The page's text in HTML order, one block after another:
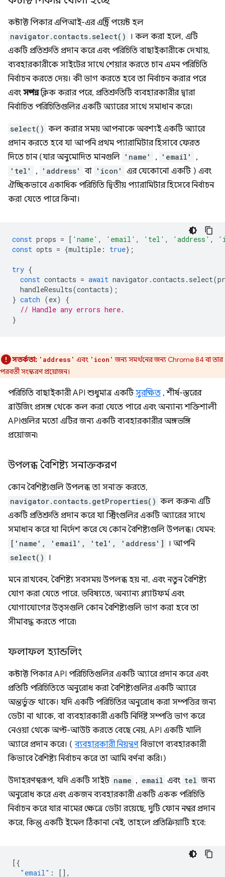
কন্টাক্ট পিকার এপিআই-এর এন্ট্রি পয়েন্ট হল
navigator.contacts.select()
। কল করা হলে, এটি
একটি প্রতিশ্রুতি প্রদান করে এবং পরিচিতি বাছাইকারীকে দেখায়,
ব্যবহারকারীকে সাইটের সাথে শেয়ার করতে চান এমন পরিচিতি
নির্বাচন করতে দেয়। কী ভাগ করতে হবে তা নির্বাচন করার পরে
এবং সম্পন্নক্লিক করার পরে, প্রতিশ্রুতিটি ব্যবহারকারীর দ্বারা
নির্বাচিত পরিচিতিগুলির একটি অ্যারের সাথে সমাধান করে।
select() কল করার সময় আপনাকে অবশ্যই একটি অ্যারে
প্রদান করতে হবে যা আপনি প্রথম প্যারামিটার হিসাবে ফেরত
দিতে চান (যার অনুমোদিত মানগুলি 'name' , 'email' ,
'tel' , 'address' বা 'icon'
এর যেকোনো একটি ) এবং
ঐচ্ছিকভাবে একাধিক পরিচিতি দ্বিতীয় প্যারামিটার হিসেবে নির্বাচন
করা যেতে পারে কিনা।
const props = [ 'name' , 'email' , 'tel' , 'address' ,
const opts = {multiple : true};
try {
const contacts = await navigator .contacts . select(
handleResults(contacts);
} catch (ex)
{
// Handle any errors here.
}
সতর্কতা: 'address' এবং 'icon' জন্য সমর্থনের জন্য Chrome 84 বা তার
পরবর্তী সংস্করণ প্রয়োজন।
পরিচিতি বাছাইকারী API শুধুমাত্র একটিসুরক্ষিত , শীর্ষ-স্তরের
ব্রাউজিং প্রসঙ্গ থেকে কল করা যেতে পারে এবং অন্যান্য শক্তিশালী
APIগুলির মতো এটির জন্য একটি ব্যবহারকারীর অঙ্গভঙ্গি
প্রয়োজন৷
উপলব্ধ বৈশিষ্ট্য সনাক্তকরণ
কোন বৈশিষ্ট্যগুলি উপলব্ধ তা সনাক্ত করতে,
navigator.contacts.getProperties() কল করুন৷ এটি
একটি প্রতিশ্রুতি প্রদান করে যা স্ট্রিংগুলির একটি অ্যারের সাথে
সমাধান করে যা নির্দেশ করে যে কোন বৈশিষ্ট্যগুলি উপলব্ধ। যেমন:
['name', 'email', 'tel', 'address'] । আপনি
select() ।
মনে রাখবেন, বৈশিষ্ট্য সবসময় উপলব্ধ হয় না, এবং নতুন বৈশিষ্ট্য
যোগ করা যেতে পারে. ভবিষ্যতে, অন্যান্য প্ল্যাটফর্ম এবং
যোগাযোগের উত্সগুলি কোন বৈশিষ্ট্যগুলি ভাগ করা হবে তা
সীমাবদ্ধ করতে পারে৷
ফলাফল হ্যান্ডলিং
কন্টাক্ট পিকার API পরিচিতিগুলির একটি অ্যারে প্রদান করে এবং
প্রতিটি পরিচিতিতে অনুরোধ করা বৈশিষ্ট্যগুলির একটি অ্যারে
অন্তর্ভুক্ত থাকে। যদি একটি পরিচিতির অনুরোধ করা সম্পত্তির জন্য
ডেটা না থাকে, বা ব্যবহারকারী একটি নির্দিষ্ট সম্পত্তি ভাগ করে
নেওয়া থেকে অপ্ট-আউট করতে বেছে নেয়, API একটি খালি
অ্যারে প্রদান করে। (ব্যবহারকারী নিয়ন্ত্রণবিভাগে ব্যবহারকারী
কিভাবে বৈশিষ্ট্য নির্বাচন করে তা আমি বর্ণনা করি।)
উদাহরণস্বরূপ, যদি একটি সাইট name , email এবং tel জন্য
অনুরোধ করে এবং একজন ব্যবহারকারী একটি একক পরিচিতি
নির্বাচন করে যার নামের ক্ষেত্রে ডেটা রয়েছে, দুটি ফোন নম্বর প্রদান
করে, কিন্তু একটি ইমেল ঠিকানা নেই, তাহলে প্রতিক্রিয়াটি হবে:
[{
"email" :
[],